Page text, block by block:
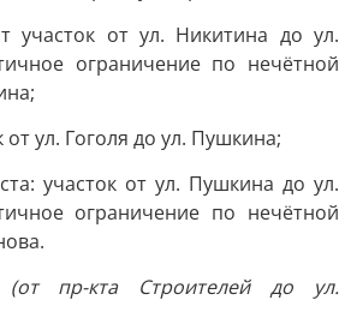
участок от ул. Никитина до ул.
ограничение по нечётной
от ул. Гоголя до ул. Пушкина;
участок от ул. Пушкина до ул.
ограничение по нечётной
пр-кта Строителей до ул.